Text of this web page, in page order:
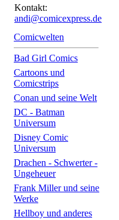
Kontakt:
andi@comicexpress.de
Comicwelten
Bad Girl Comics
Cartoons und
Comicstrips
Conan und seine Welt
DC - Batman
Universum
Disney Comic
Universum
Drachen - Schwerter -
Ungeheuer
Frank Miller und seine
Werke
Hellboy und anderes